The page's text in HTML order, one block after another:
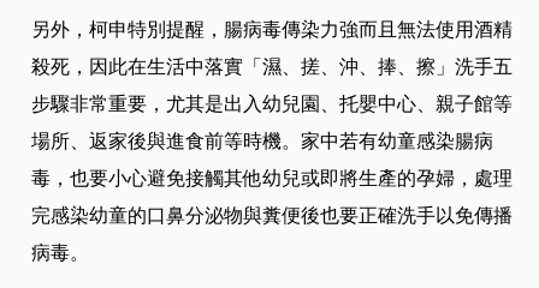
另外，柯申特別提醒，腸病毒傳染力強而且無法使用酒精
殺死，因此在生活中落實「濕、搓、沖、捧、擦」洗手五
步驟非常重要，尤其是出入幼兒園、托嬰中心、親子館等
場所、返家後與進食前等時機。家中若有幼童感染腸病
毒，也要小心避免接觸其他幼兒或即將生產的孕婦，處理
完感染幼童的口鼻分泌物與糞便後也要正確洗手以免傳播
病毒。